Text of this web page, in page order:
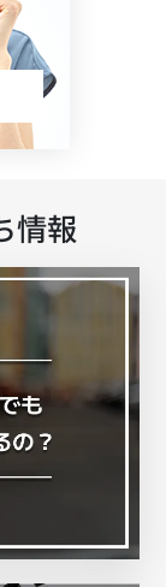
情報